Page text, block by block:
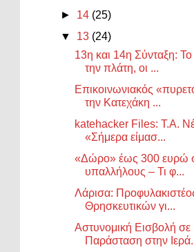
► 14 (25)
▼ 13 (24)
13η και 14η Σύνταξη:
την πλάτη, οι ...
Επικοινωνιακός
την Κατεχάκη ...
katehacker Files: Τ.Α.
«Σήμερα είμασ...
«Δώρο» έως 300 ευρώ
υπαλλήλους – Τι φ...
Λάρισα:
Θρησκευτικών γι...
Αστυνομική Εισβολή σε
Παράσταση στην